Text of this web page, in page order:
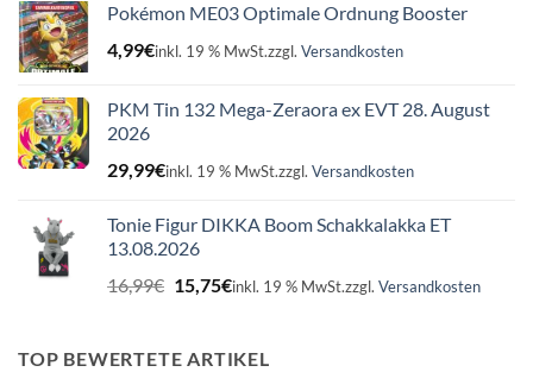
Pokémon ME03 Optimale Ordnung Booster
4,99€inkl. 19 % MwSt.zzgl. Versandkosten
PKM Tin 132 Mega-Zeraora ex EVT 28. August
2026
29,99€inkl. 19 % MwSt.zzgl. Versandkosten
Tonie Figur DIKKA Boom Schakkalakka ET
13.08.2026
16,99€ Ursprünglicher
Preis
16,99€
15,75€Aktueller
15,75€.
inkl. 19 % MwSt.zzgl. Versandkosten
TOP BEWERTETE ARTIKEL